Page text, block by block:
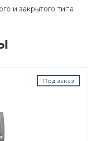
и закрытого типа
Под заказ